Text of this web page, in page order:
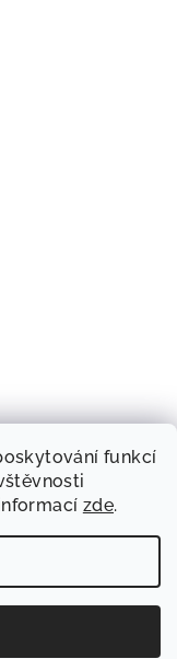
funkcí
zde.